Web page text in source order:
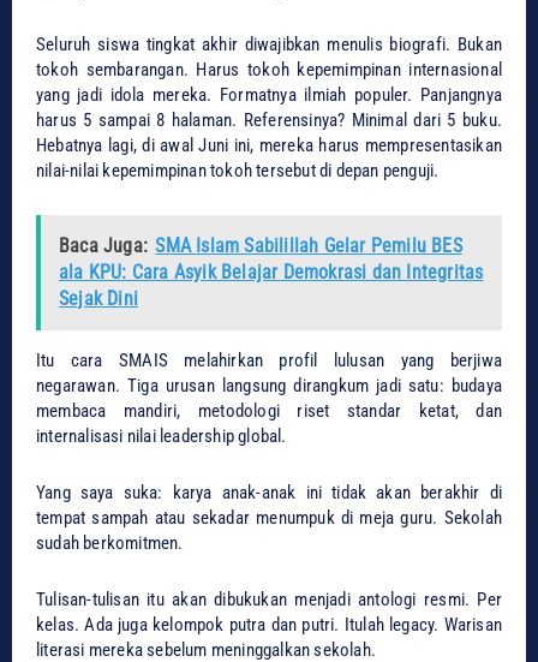
​Seluruh siswa tingkat akhir diwajibkan menulis biografi. Bukan
tokoh sembarangan. Harus tokoh kepemimpinan internasional
yang jadi idola mereka. Formatnya ilmiah populer. Panjangnya
harus 5 sampai 8 halaman. Referensinya? Minimal dari 5 buku.
Hebatnya lagi, di awal Juni ini, mereka harus mempresentasikan
nilai-nilai kepemimpinan tokoh tersebut di depan penguji.
Baca Juga: SMA Islam Sabilillah Gelar Pemilu BES
ala KPU: Cara Asyik Belajar Demokrasi dan Integritas
Sejak Dini
​Itu cara SMAIS melahirkan profil lulusan yang berjiwa
negarawan. Tiga urusan langsung dirangkum jadi satu: budaya
membaca mandiri, metodologi riset standar ketat, dan
internalisasi nilai leadership global.
​Yang saya suka: karya anak-anak ini tidak akan berakhir di
tempat sampah atau sekadar menumpuk di meja guru. Sekolah
sudah berkomitmen.
Tulisan-tulisan itu akan dibukukan menjadi antologi resmi. Per
kelas. Ada juga kelompok putra dan putri. Itulah legacy. Warisan
literasi mereka sebelum meninggalkan sekolah.